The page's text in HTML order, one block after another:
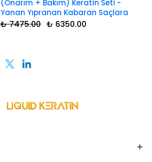
(Onarım + Bakım) Keratin Seti -
Yanan Yıpranan Kabaran Saçlara
₺ 7475.00 ₺ 6350.00